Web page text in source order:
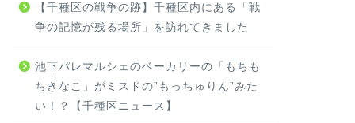
【千種区の戦争の跡】千種区内にある「戦
争の記憶が残る場所」を訪れてきました
池下パレマルシェのベーカリーの「もちも
ちきなこ」がミスドの”もっちゅりん”みた
い！？【千種区ニュース】